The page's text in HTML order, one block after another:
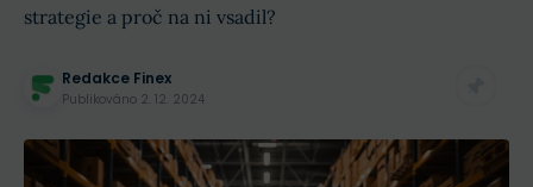
strategie a proč na ni vsadil?
Redakce Finex
Publikováno 2. 12. 2024